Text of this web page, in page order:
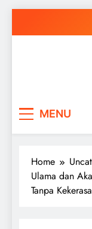
MENU
Home
Ulama dan
Tanpa